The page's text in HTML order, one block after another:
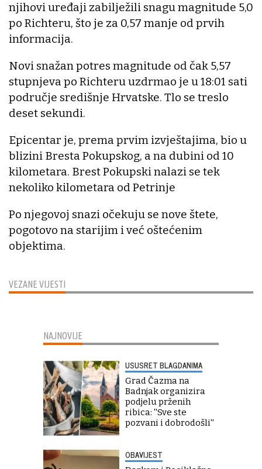
VEZANE VIJESTI
njihovi uređaji zabilježili snagu magnitude 5,0
po Richteru, što je za 0,57 manje od prvih
informacija.
Novi snažan potres magnitude od čak 5,57
stupnjeva po Richteru uzdrmao je u 18:01 sati
područje središnje Hrvatske. Tlo se treslo
deset sekundi.
Epicentar je, prema prvim izvještajima, bio u
blizini Bresta Pokupskog, a na dubini od 10
kilometara. Brest Pokupski nalazi se tek
nekoliko kilometara od Petrinje
Po njegovoj snazi očekuju se nove štete,
pogotovo na starijim i već oštećenim
objektima.
NAJNOVIJE
USUSRET BLAGDANIMA
Grad Čazma na
Badnjak organizira
podjelu prženih
ribica: ''Sve ste
pozvani i dobrodošli''
OBAVIJEST